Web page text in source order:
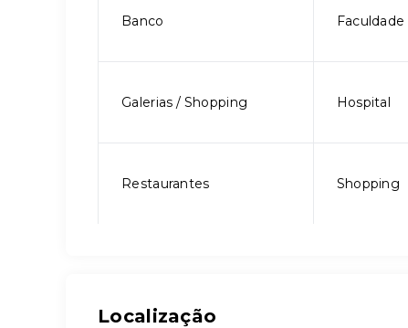
Banco Faculdade
Galerias / Shopping Hospital
Restaurantes Shopping
Localização